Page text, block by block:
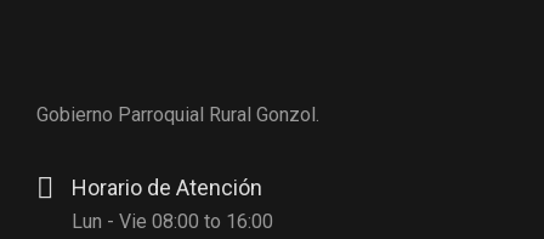
Gobierno Parroquial Rural Gonzol.
Horario de Atención
Lun - Vie 08:00 to 16:00